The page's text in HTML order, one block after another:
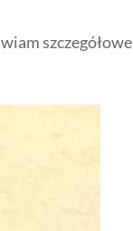
szczegółowe